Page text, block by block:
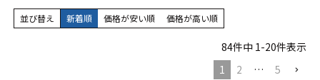
並び替え 新着順 価格が安い順 価格が高い順
84件中 1-20件表示
1
2 … 5